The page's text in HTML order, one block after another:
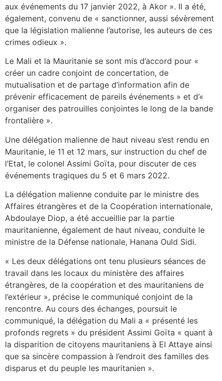
aux événements du 17 janvier 2022, à Akor ». Il a été,
également, convenu de « sanctionner, aussi sévèrement
que la législation malienne l’autorise, les auteurs de ces
crimes odieux ».
Le Mali et la Mauritanie se sont mis d’accord pour «
créer un cadre conjoint de concertation, de
mutualisation et de partage d’information afin de
prévenir efficacement de pareils événements » et d’«
organiser des patrouilles conjointes le long de la bande
frontalière ».
Une délégation malienne de haut niveau s’est rendu en
Mauritanie, le 11 et 12 mars, sur instruction du chef de
l’Etat, le colonel Assimi Goïta, pour discuter de ces
événements tragiques du 5 et 6 mars 2022.
La délégation malienne conduite par le ministre des
Affaires étrangères et de la Coopération internationale,
Abdoulaye Diop, a été accueillie par la partie
mauritanienne, également de haut niveau, conduite le
ministre de la Défense nationale, Hanana Ould Sidi.
« Les deux délégations ont tenu plusieurs séances de
travail dans les locaux du ministère des affaires
étrangères, de la coopération et des mauritaniens de
l’extérieur », précise le communiqué conjoint de la
rencontre. Au cours des échanges, poursuit le
communiqué, la délégation du Mali a « présenté les
profonds regrets » du président Assimi Goïta « quant à
la disparition de citoyens mauritaniens à El Attaye ainsi
que sa sincère compassion à l’endroit des familles des
disparus et du peuple les mauritanien ».